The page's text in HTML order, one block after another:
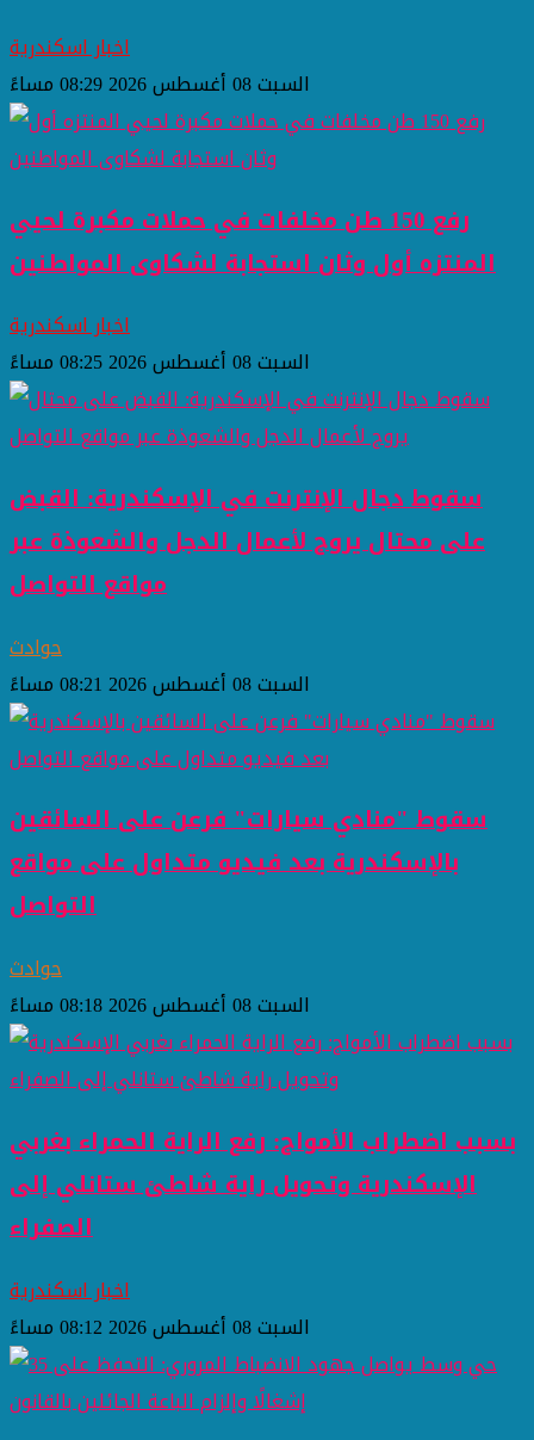
اخبار اسكندرية
السبت 08 أغسطس 2026 08:29 مساءً
رفع 150 طن مخلفات في حملات مكبرة لحيي
المنتزه أول وثان استجابة لشكاوى المواطنين
اخبار اسكندرية
السبت 08 أغسطس 2026 08:25 مساءً
سقوط دجال الإنترنت في الإسكندرية: القبض
على محتال يروج لأعمال الدجل والشعوذة عبر
مواقع التواصل
حوادث
السبت 08 أغسطس 2026 08:21 مساءً
سقوط "منادي سيارات" فرعن على السائقين
بالإسكندرية بعد فيديو متداول على مواقع
التواصل
حوادث
السبت 08 أغسطس 2026 08:18 مساءً
بسبب اضطراب الأمواج: رفع الراية الحمراء بغربي
الإسكندرية وتحويل راية شاطئ ستانلي إلى
الصفراء
اخبار اسكندرية
السبت 08 أغسطس 2026 08:12 مساءً